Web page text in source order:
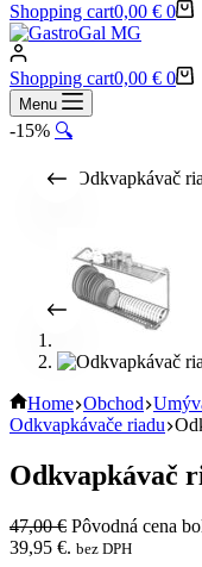
Shopping cart0,00 € 0
Shopping cart0,00 € 0
Menu
-15% 🔍
Home Obchod
Odkvapkávače riadu
Odkvapkávač
47,00€ Pôvodná cena
39,95 €. bez DPH